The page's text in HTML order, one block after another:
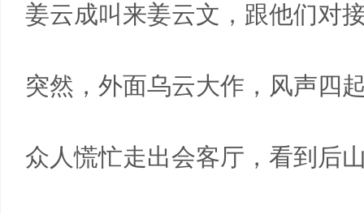
姜云成叫来姜云文，跟他们对
突然，外面乌云大作，风声四
众人慌忙走出会客厅，看到后